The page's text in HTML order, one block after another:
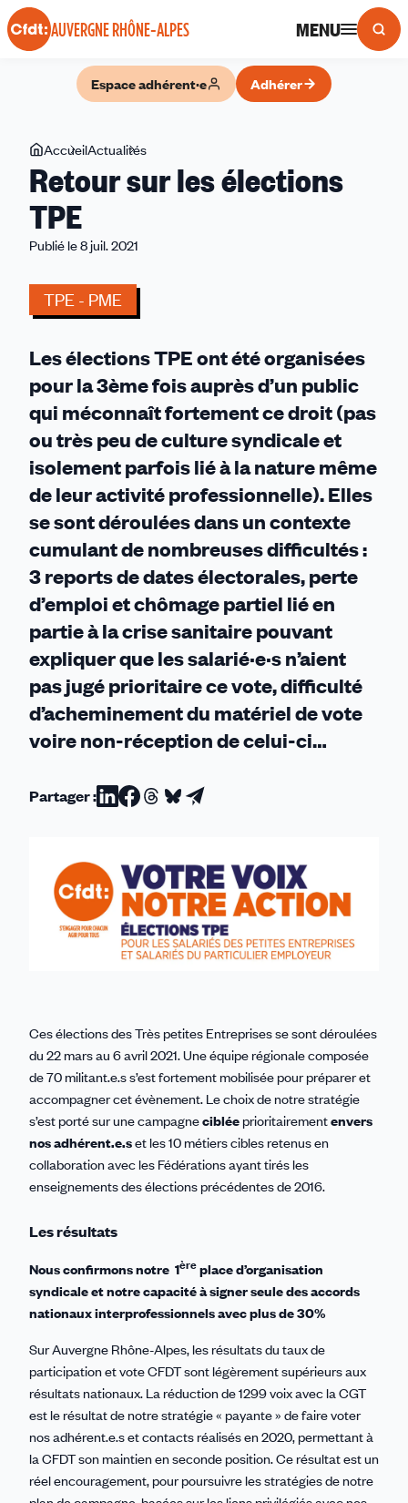
Panneau de gestion des cookies
AUVERGNE RHÔNE-ALPES MENU
Espace adhérent·e Adhérer
Vous
êtes
ici
AccueilActualités
sur
Retour sur les élections
TPE
Publié le 8 juil. 2021
TPE - PME
Les élections TPE ont été organisées
pour la 3ème fois auprès d’un public
qui méconnaît fortement ce droit (pas
ou très peu de culture syndicale et
isolement parfois lié à la nature même
de leur activité professionnelle). Elles
se sont déroulées dans un contexte
cumulant de nombreuses difficultés :
3 reports de dates électorales, perte
d’emploi et chômage partiel lié en
partie à la crise sanitaire pouvant
expliquer que les salarié·e·s n’aient
pas jugé prioritaire ce vote, difficulté
d’acheminement du matériel de vote
voire non-réception de celui-ci…
Partager :Partager
Linkedin
Partager
Facebook
Partager
Threads
Partager
Bluesky
Partager
email
Ces élections des Très petites Entreprises se sont déroulées
du 22 mars au 6 avril 2021. Une équipe régionale composée
de 70 militant.e.s s’est fortement mobilisée pour préparer et
accompagner cet évènement. Le choix de notre stratégie
s’est porté sur une campagneciblée prioritairementenvers
nos adhérent.e.set les 10 métiers cibles retenus en
collaboration avec les Fédérations ayant tirés les
enseignements des élections précédentes de 2016.
Les résultats
Nous confirmons notre 1èreplace d’organisation
syndicale et notre capacité à signer seule des accords
nationaux interprofessionnels avec plus de 30%
Sur Auvergne Rhône-Alpes, les résultats du taux de
participation et vote CFDT sont légèrement supérieurs aux
résultats nationaux. La réduction de 1299 voix avec la CGT
est le résultat de notre stratégie « payante » de faire voter
nos adhérent.e.s et contacts réalisés en 2020, permettant à
la CFDT son maintien en seconde position. Ce résultat est un
réel encouragement, pour poursuivre les stratégies de notre